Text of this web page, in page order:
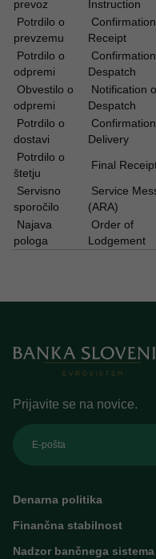
prevoz
Instruction
Potrdilo o
prevzemu
Receipt
Potrdilo o
odpremi
Despatch
Obvestilo o
odpremi
Notification
Despatch
Potrdilo o
dostavi
Delivery
Potrdilo o
štetju
Final
Servisno
sporočilo
Service
(ARA)
Najava
pologa
Order of
Lodgement
Prijavite se na novice.
E-pošta
Denarna politika
Finančna stabilnost
Nadzor bančnega sistema